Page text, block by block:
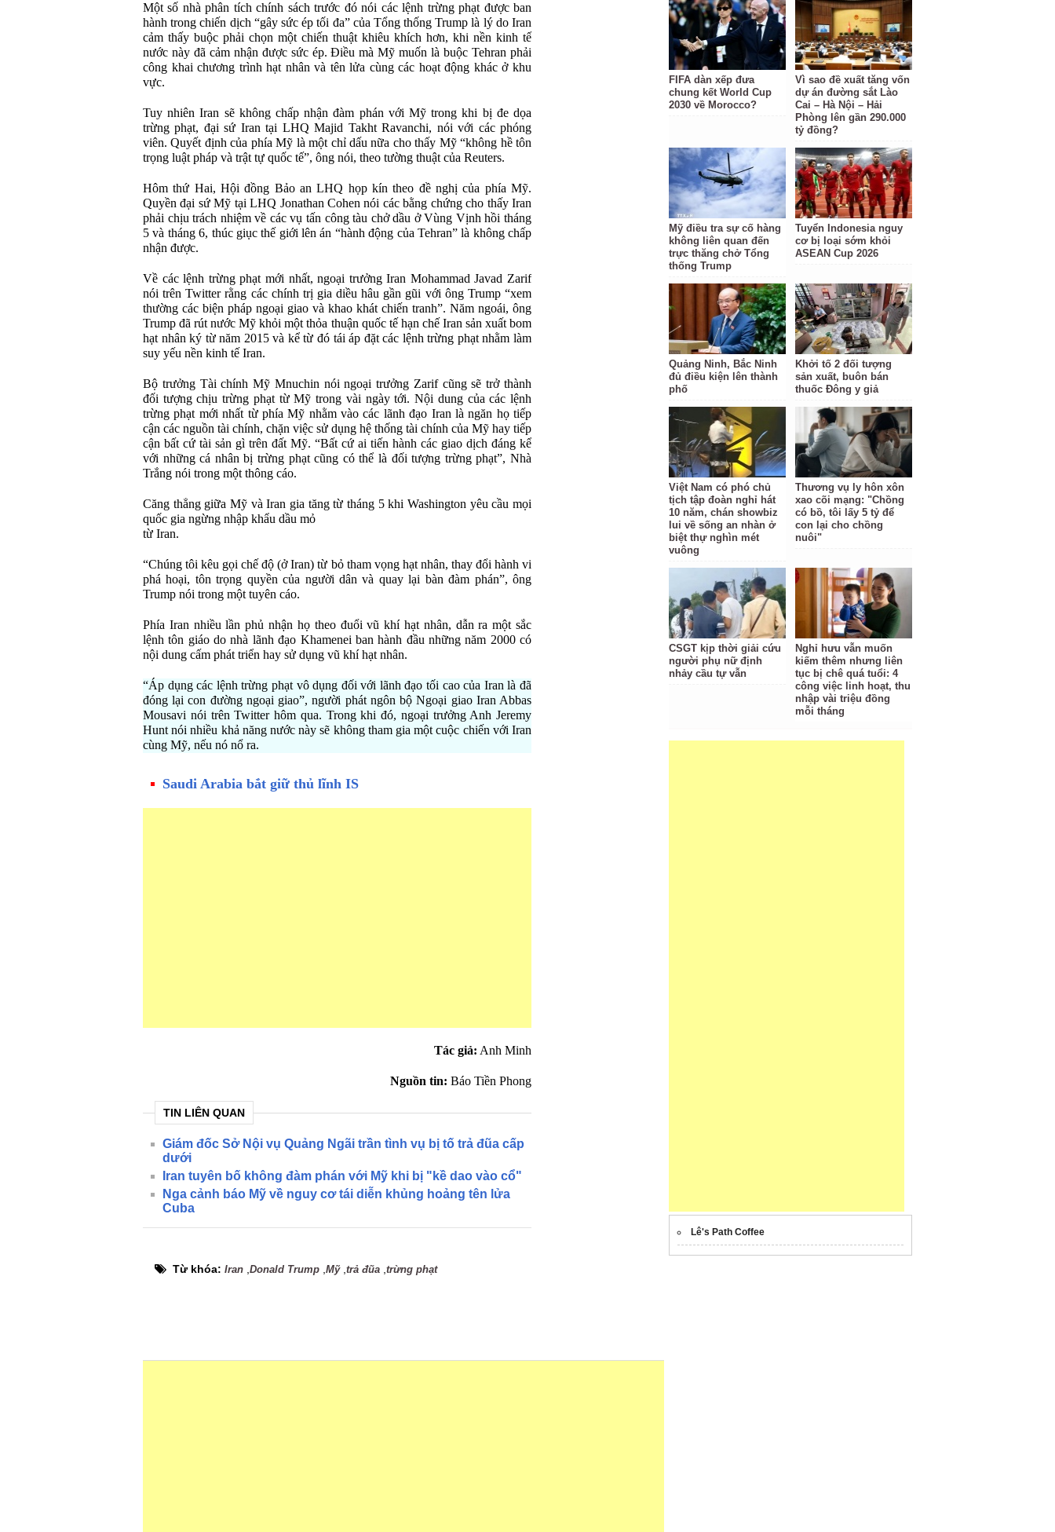
Một số nhà phân tích chính sách trước đó nói các lệnh trừng phạt được ban
hành trong chiến dịch “gây sức ép tối đa” của Tổng thống Trump là lý do Iran
cảm thấy buộc phải chọn một chiến thuật khiêu khích hơn, khi nền kinh tế
nước này đã cảm nhận được sức ép. Điều mà Mỹ muốn là buộc Tehran phải
công khai chương trình hạt nhân và tên lửa cùng các hoạt động khác ở khu
vực.
Tuy nhiên Iran sẽ không chấp nhận đàm phán với Mỹ trong khi bị đe dọa
trừng phạt, đại sứ Iran tại LHQ Majid Takht Ravanchi, nói với các phóng
viên. Quyết định của phía Mỹ là một chỉ dấu nữa cho thấy Mỹ “không hề tôn
trọng luật pháp và trật tự quốc tế”, ông nói, theo tường thuật của Reuters.
Hôm thứ Hai, Hội đồng Bảo an LHQ họp kín theo đề nghị của phía Mỹ.
Quyền đại sứ Mỹ tại LHQ Jonathan Cohen nói các bằng chứng cho thấy Iran
phải chịu trách nhiệm về các vụ tấn công tàu chở dầu ở Vùng Vịnh hồi tháng
5 và tháng 6, thúc giục thế giới lên án “hành động của Tehran” là không chấp
nhận được.
Về các lệnh trừng phạt mới nhất, ngoại trưởng Iran Mohammad Javad Zarif
nói trên Twitter rằng các chính trị gia diều hâu gần gũi với ông Trump “xem
thường các biện pháp ngoại giao và khao khát chiến tranh”. Năm ngoái, ông
Trump đã rút nước Mỹ khỏi một thỏa thuận quốc tế hạn chế Iran sản xuất bom
hạt nhân ký từ năm 2015 và kể từ đó tái áp đặt các lệnh trừng phạt nhằm làm
suy yếu nền kinh tế Iran.
Bộ trưởng Tài chính Mỹ Mnuchin nói ngoại trưởng Zarif cũng sẽ trở thành
đối tượng chịu trừng phạt từ Mỹ trong vài ngày tới. Nội dung của các lệnh
trừng phạt mới nhất từ phía Mỹ nhằm vào các lãnh đạo Iran là ngăn họ tiếp
cận các nguồn tài chính, chặn việc sử dụng hệ thống tài chính của Mỹ hay tiếp
cận bất cứ tài sản gì trên đất Mỹ. “Bất cứ ai tiến hành các giao dịch đáng kể
với những cá nhân bị trừng phạt cũng có thể là đối tượng trừng phạt”, Nhà
Trắng nói trong một thông cáo.
Căng thẳng giữa Mỹ và Iran gia tăng từ tháng 5 khi Washington yêu cầu mọi
quốc gia ngừng nhập khẩu dầu mỏ
từ Iran.
“Chúng tôi kêu gọi chế độ (ở Iran) từ bỏ tham vọng hạt nhân, thay đổi hành vi
phá hoại, tôn trọng quyền của người dân và quay lại bàn đàm phán”, ông
Trump nói trong một tuyên cáo.
Phía Iran nhiều lần phủ nhận họ theo đuổi vũ khí hạt nhân, dẫn ra một sắc
lệnh tôn giáo do nhà lãnh đạo Khamenei ban hành đầu những năm 2000 có
nội dung cấm phát triển hay sử dụng vũ khí hạt nhân.
“Áp dụng các lệnh trừng phạt vô dụng đối với lãnh đạo tối cao của Iran là đã
đóng lại con đường ngoại giao”, người phát ngôn bộ Ngoại giao Iran Abbas
Mousavi nói trên Twitter hôm qua. Trong khi đó, ngoại trưởng Anh Jeremy
Hunt nói nhiều khả năng nước này sẽ không tham gia một cuộc chiến với Iran
cùng Mỹ, nếu nó nổ ra.
Saudi Arabia bắt giữ thủ lĩnh IS
Tác giả: Anh Minh
Nguồn tin: Báo Tiền Phong
TIN LIÊN QUAN
Giám đốc Sở Nội vụ Quảng Ngãi trần tình vụ bị tố trả đũa cấp
dưới
Iran tuyên bố không đàm phán với Mỹ khi bị "kề dao vào cổ"
Nga cảnh báo Mỹ về nguy cơ tái diễn khủng hoảng tên lửa
Cuba
Từ khóa: Iran Donald Trump Mỹ, trả đũa trừng phạt
FIFA dàn xếp đưa
chung kết World Cup
2030 về Morocco?
Vì sao đề xuất tăng vốn
dự án đường sắt Lào
Cai – Hà Nội – Hải
Phòng lên gần 290.000
tỷ đồng?
Mỹ điều tra sự cố hàng
không liên quan đến
trực thăng chở Tổng
thống Trump
Tuyển Indonesia nguy
cơ bị loại sớm khỏi
ASEAN Cup 2026
Quảng Ninh, Bắc Ninh
đủ điều kiện lên thành
phố
Khởi tố 2 đối tượng
sản xuất, buôn bán
thuốc Đông y giả
Việt Nam có phó chủ
tịch tập đoàn nghỉ hát
10 năm, chán showbiz
lui về sống an nhàn ở
biệt thự nghìn mét
vuông
Thương vụ ly hôn xôn
xao cõi mạng: "Chồng
có bồ, tôi lấy 5 tỷ để
con lại cho chồng
nuôi"
CSGT kịp thời giải cứu
người phụ nữ định
nhảy cầu tự vẫn
Nghỉ hưu vẫn muốn
kiếm thêm nhưng liên
tục bị chê quá tuổi: 4
công việc linh hoạt, thu
nhập vài triệu đồng
mỗi tháng
Lê's Path Coffee